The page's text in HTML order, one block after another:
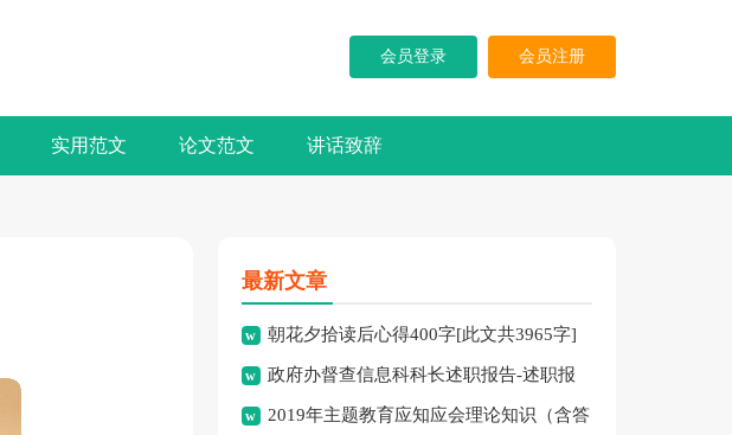
会员登录 会员注册
实用范文 论文范文 讲话致辞
最新文章
朝花夕拾读后心得400字[此文共3965字]
政府办督查信息科科长述职报告-述职报
告[此文共10194字]
2019年主题教育应知应会理论知识（含答